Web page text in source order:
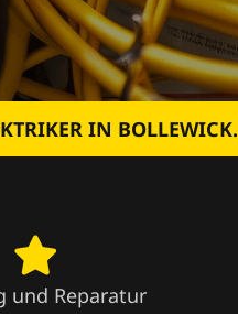
IN BOLLEWICK.
und Reparatur